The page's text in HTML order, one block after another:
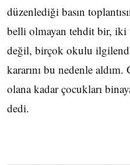
düzenlediği basın
belli olmayan tehdit bir, iki
değil, birçok okulu
kararını bu nedenle
olana kadar çocukları
dedi.